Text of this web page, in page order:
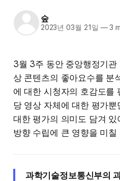
숲
2023년 03월 21일 —3
3월 3주 동안 중앙행정기
상 콘텐츠의 좋아요수를 분
에 대한 시청자의 호감도를
당 영상 자체에 대한 평가
대한 평가의 의미도 담겨
방향 수립에 큰 영향을 미칠
과학기술정보통신부의